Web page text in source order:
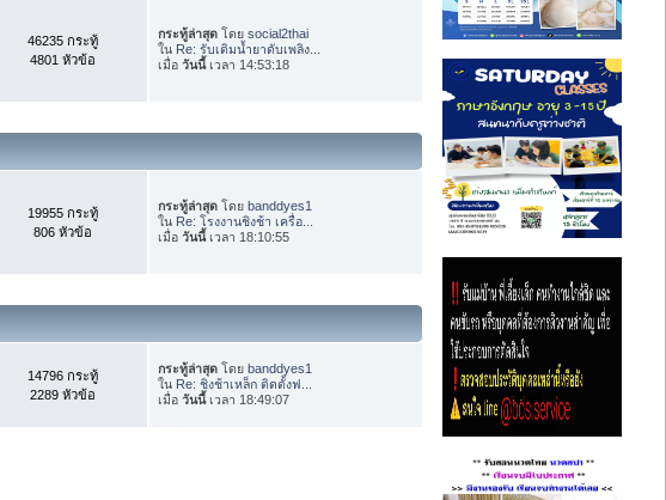
46235 กระทู้
4801 หัวข้อ
กระทู้ล่าสุด โดยsocial2thai
ใน Re: รับเติมน้ำยาดับเพลิง...
เมื่อวันนี้เวลา 14:53:18
19955 กระทู้
806 หัวข้อ
กระทู้ล่าสุด โดยbanddyes1
ใน Re: โรงงานชิงช้า เครื่อ...
เมื่อวันนี้เวลา 18:10:55
14796 กระทู้
2289 หัวข้อ
กระทู้ล่าสุด โดยbanddyes1
ใน Re: ชิงช้าเหล็ก ติดตั้งฟ...
เมื่อวันนี้เวลา 18:49:07